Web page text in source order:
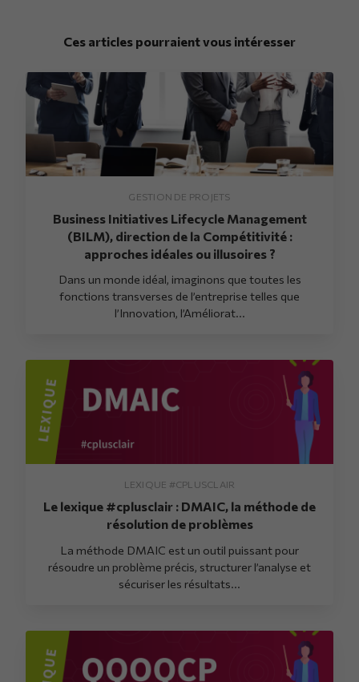
Ces articles pourraient vous intéresser
GESTION DE PROJETS
Business Initiatives Lifecycle Management
(BILM), direction de la Compétitivité :
approches idéales ou illusoires ?
Dans un monde idéal, imaginons que toutes les
fonctions transverses de l’entreprise telles que
l’Innovation, l’Améliorat...
LEXIQUE #CPLUSCLAIR
Le lexique #cplusclair : DMAIC, la méthode de
résolution de problèmes
La méthode DMAIC est un outil puissant pour
résoudre un problème précis, structurer l’analyse et
sécuriser les résultats...